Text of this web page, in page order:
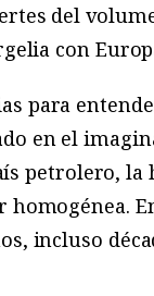
del
con
para
en el
petrolero,
incluso